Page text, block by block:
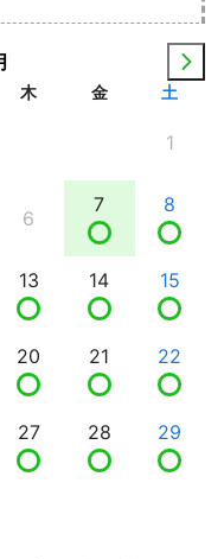
木 金 土
1
6
7 8
13 14 15
20 21 22
27 28 29